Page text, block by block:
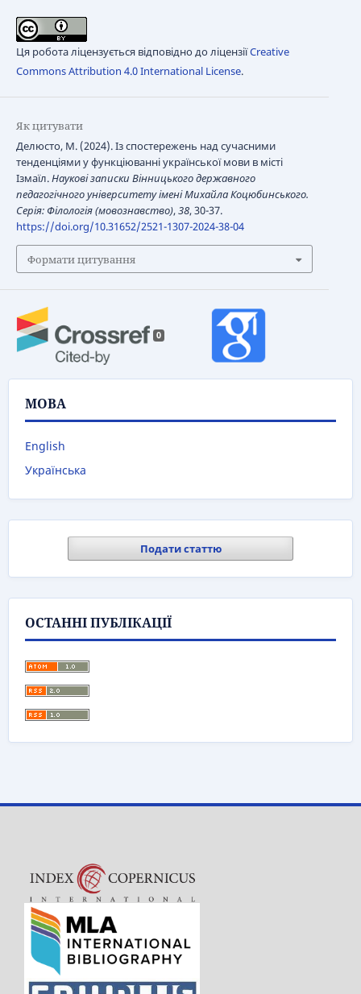
Ця робота ліцензується відповідно до ліцензіїCreative
Commons Attribution 4.0 International License.
Як цитувати
Делюсто, М. (2024). Із спостережень над сучасними
тенденціями у функціюванні української мови в місті
Ізмаїл.Наукові записки Вінницького державного
педагогічного університету імені Михайла Коцюбинського.
Серія: Філологія (мовознавство),38, 30-37.
https://doi.org/10.31652/2521-1307-2024-38-04
Формати цитування
0
МОВА
English
Українська
Подати статтю
ОСТАННІ ПУБЛІКАЦІЇ